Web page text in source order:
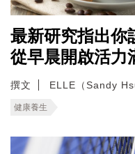
最新研究指出你
從早晨開啟活力
撰文 ELLE（Sandy
健康養生